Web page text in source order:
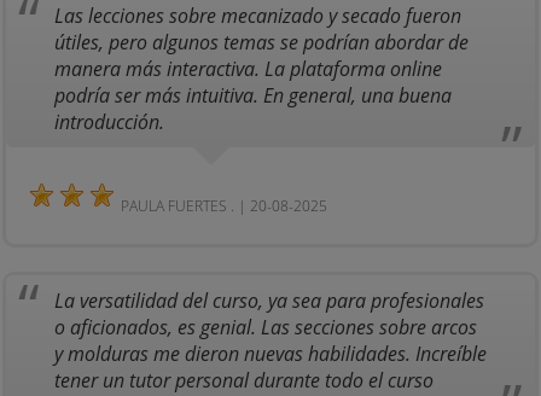
Las lecciones sobre mecanizado y secado fueron
útiles, pero algunos temas se podrían abordar de
manera más interactiva. La plataforma online
podría ser más intuitiva. En general, una buena
introducción.
PAULA FUERTES . | 20-08-2025
La versatilidad del curso, ya sea para profesionales
o aficionados, es genial. Las secciones sobre arcos
y molduras me dieron nuevas habilidades. Increíble
tener un tutor personal durante todo el curso